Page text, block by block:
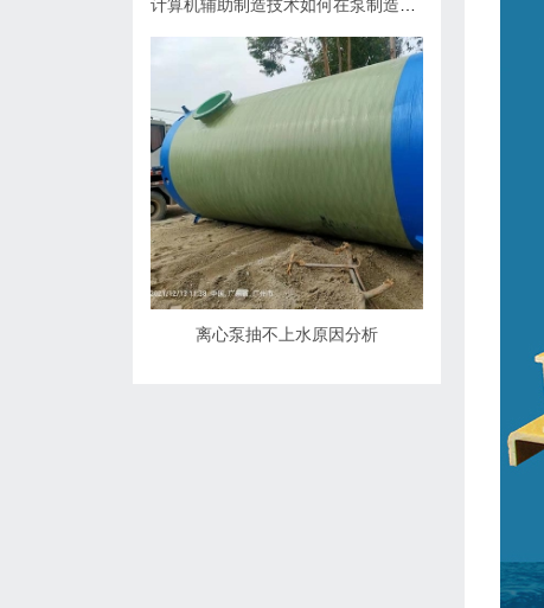
离心泵抽不上水原因分析